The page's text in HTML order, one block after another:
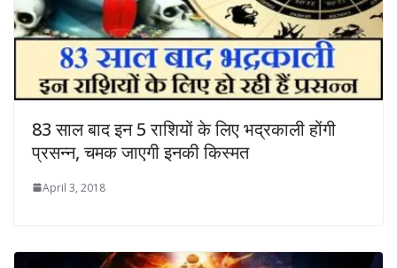
83 साल बाद इन 5 राशियों के लिए भद्रकाली होंगी
प्रसन्न, चमक जाएगी इनकी किस्मत
April 3, 2018